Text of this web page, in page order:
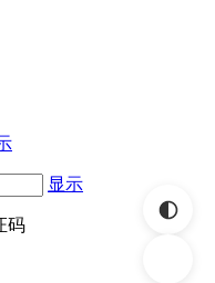
显示
码